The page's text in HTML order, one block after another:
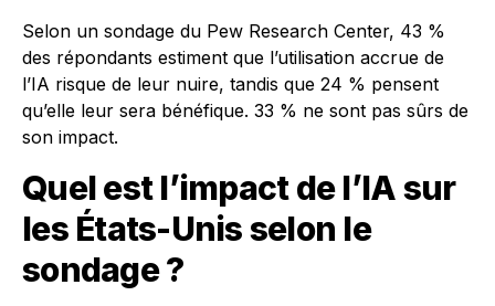
Selon un sondage du Pew Research Center, 43 %
des répondants estiment que l’utilisation accrue de
l’IA risque de leur nuire, tandis que 24 % pensent
qu’elle leur sera bénéfique. 33 % ne sont pas sûrs de
son impact.
Quel est l’impact de l’IA sur
les États-Unis selon le
sondage ?